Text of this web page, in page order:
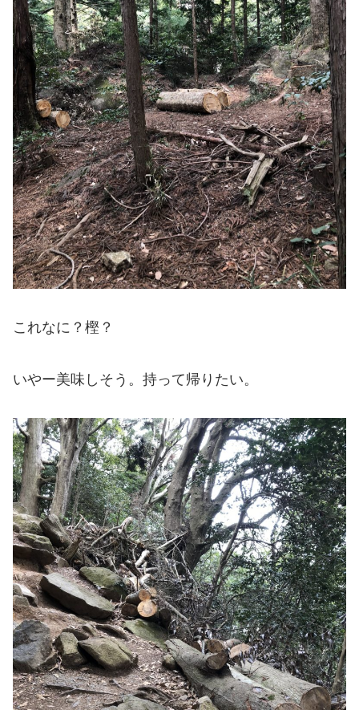
これなに？樫？
いやー美味しそう。持って帰りたい。